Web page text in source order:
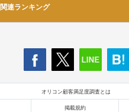
関連ランキング
オリコン顧客満足度調査とは
掲載規約